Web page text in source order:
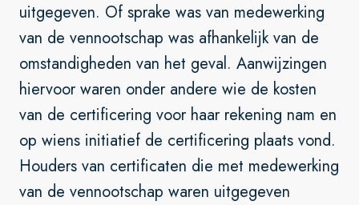
uitgegeven. Of sprake was van medewerking
van de vennootschap was afhankelijk van de
omstandigheden van het geval. Aanwijzingen
hiervoor waren onder andere wie de kosten
van de certificering voor haar rekening nam en
op wiens initiatief de certificering plaats vond.
Houders van certificaten die met medewerking
van de vennootschap waren uitgegeven